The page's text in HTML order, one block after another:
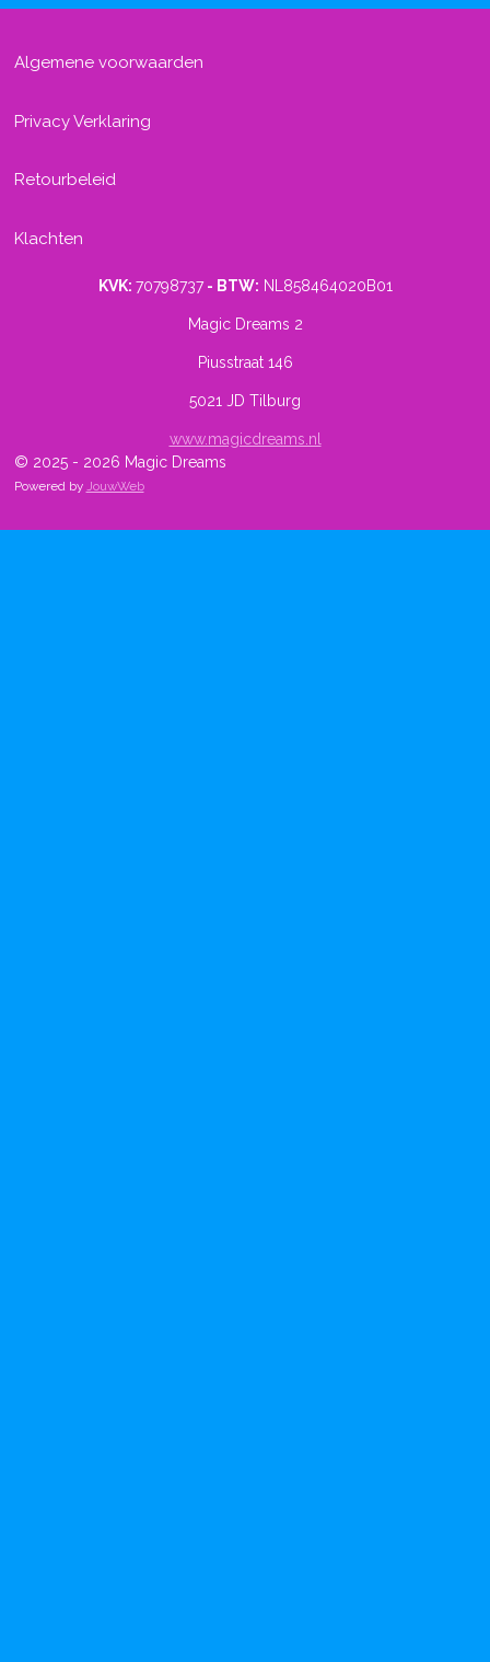
Algemene voorwaarden
Privacy Verklaring
Retourbeleid
Klachten
KVK: 70798737- BTW: NL858464020B01
Magic Dreams 2
Piusstraat 146
5021 JD Tilburg
www.magicdreams.nl
© 2025 - 2026 Magic Dreams
Powered by JouwWeb